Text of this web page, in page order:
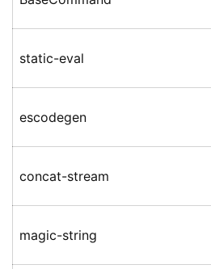
static-eval
escodegen
concat-stream
magic-string